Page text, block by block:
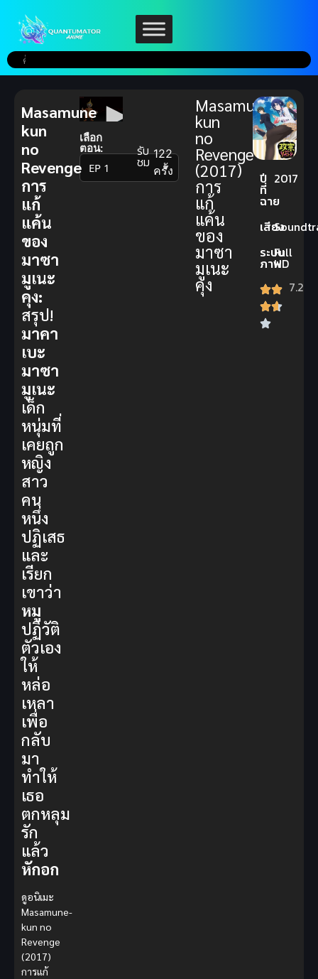
เลือก
ตอน:
▼
รับ
ชม 122
ครั้ง
Masamune-
kun
no
Revenge
(2017)
การ
แก้
แค้น
ของ
มาซา
มูเนะ
คุง
ปี
ที่
ฉาย
2017
เสียง
ระบบ
ภาพ
Full
HD
7.2
Masamune
kun
no
Revenge
การ
แก้
แค้น
ของ
มาซา
มูเนะ
คุง:
สรุป!
มาคา
เบะ
มาซา
มูเนะ
เด็ก
หนุ่มที่
เคยถูก
หญิง
สาว
คน
หนึ่ง
ปฏิเสธ
และ
เรียก
เขาว่า
หมู
ปฏิวัติ
ตัวเอง
ให้
หล่อ
เหลา
เพื่อ
กลับ
มา
ทำให้
เธอ
ตกหลุม
รัก
แล้ว
หักอก
ดูอนิเมะ
Masamune-
kun no
Revenge
(2017)
การแก้